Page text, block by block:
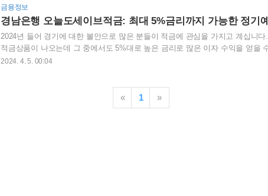
유롭게 저축할 수 있습니다.KB국민은행 고객센터 전화번호 : 1800-9999 HTML
KB국민은행 홈페이지 바로가기 이 적금의 가장 큰 특징은 만기일을 사용자가
입니다.사용자는 원하는 날짜를 만기일로 선택할 수 있어, 자신의 ..
금융정보
경남은행 오늘도세이브적금: 최대 5%금리까지 가능한 정기
2024년 들어 경기에 대한 불안으로 많은 분들이 적금에 관심을 가지고 계십니
적금상품이 나오는데 그 중에서도 5%대로 높은 금리로 많은 이자 수익을 얻을
그 중에서 오늘 소개할 상품은 바로 경남은행 오늘도세이브적금입니다. 오늘 포
금 계좌를 의미하며, 가입 과정은 매우 간편합니다. BNK경남은행의 모바일뱅킹
어디서나 몇 번의 클릭만으로 가입이 가능합니다. 특히, 자동이체 기능을 활용해
2024. 4. 5. 00:04
« 1 »